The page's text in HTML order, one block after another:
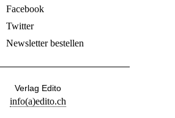
Facebook
Twitter
Newsletter bestellen
Verlag Edito
info(a)edito.ch